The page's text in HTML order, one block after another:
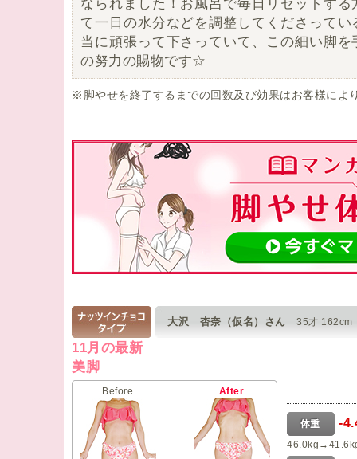
なられました！お風呂で毎日リセットす
て一日の水分などを調整してくださって
当に頑張って下さっていて、この細い脚
の努力の賜物です☆
※脚やせを終了するまでの回数及び効果はお客様によ
大沢 杏奈（仮名）さん 35才 162cm
11月の最新
美脚
Before After
-